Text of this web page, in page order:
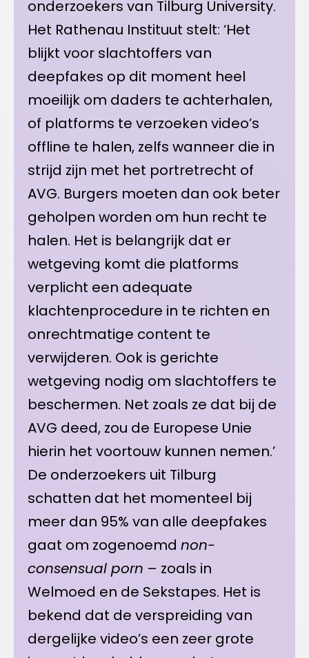
onderzoekers van Tilburg University.
Het Rathenau Instituut stelt: ‘Het
blijkt voor slachtoffers van
deepfakes op dit moment heel
moeilijk om daders te achterhalen,
of platforms te verzoeken video’s
offline te halen, zelfs wanneer die in
strijd zijn met het portretrecht of
AVG. Burgers moeten dan ook beter
geholpen worden om hun recht te
halen. Het is belangrijk dat er
wetgeving komt die platforms
verplicht een adequate
klachtenprocedure in te richten en
onrechtmatige content te
verwijderen. Ook is gerichte
wetgeving nodig om slachtoffers te
beschermen. Net zoals ze dat bij de
AVG deed, zou de Europese Unie
hierin het voortouw kunnen nemen.’
De onderzoekers uit Tilburg
schatten dat het momenteel bij
meer dan 95% van alle deepfakes
gaat om zogenoemd non-
consensual porn – zoals in
Welmoed en de Sekstapes. Het is
bekend dat de verspreiding van
dergelijke video’s een zeer grote